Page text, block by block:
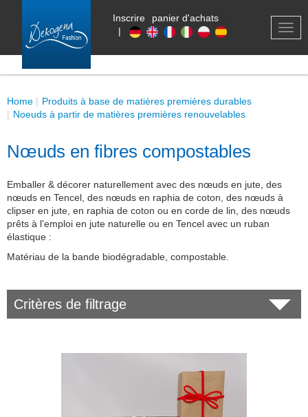
Inscrire
panier d'achats
|
Home
Produits à base de matières premières durables
Noeuds à partir de matières premières renouvelables
Nœuds en fibres compostables
Emballer & décorer naturellement avec des nœuds en jute, des
nœuds en Tencel, des nœuds en raphia de coton, des nœuds à
clipser en jute, en raphia de coton ou en corde de lin, des nœuds
prêts à l'emploi en jute naturelle ou en Tencel avec un ruban
élastique :
Matériau de la bande biodégradable, compostable.
Critères de filtrage